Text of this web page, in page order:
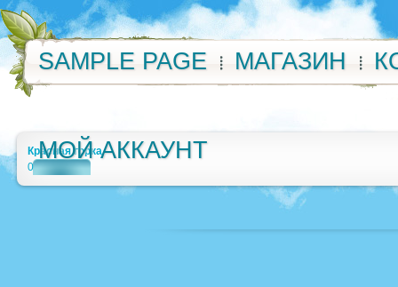
SAMPLE PAGE МАГАЗИН
МОЙ АККАУНТ
Красная горка
0